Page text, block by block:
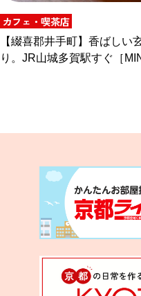
カフェ・喫茶店
【綴喜郡井手町】香ばしい
り。JR山城多賀駅すぐ［